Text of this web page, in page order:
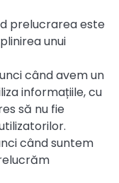
prelucrarea este
unui
când avem un
informațiile, cu
să nu fie
când suntem